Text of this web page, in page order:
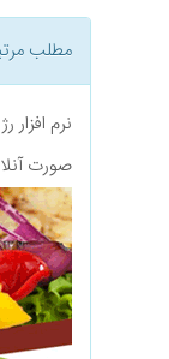
مطلب
نرم
صورت